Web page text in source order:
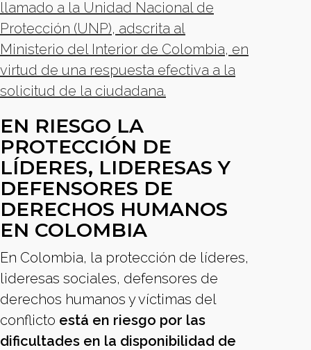
llamado a la Unidad Nacional de
Protección (UNP), adscrita al
Ministerio del Interior de Colombia, en
virtud de una respuesta efectiva a la
solicitud de la ciudadana.
EN RIESGO LA
PROTECCIÓN DE
LÍDERES, LIDERESAS Y
DEFENSORES DE
DERECHOS HUMANOS
EN COLOMBIA
En Colombia, la protección de líderes,
lideresas sociales, defensores de
derechos humanos y víctimas del
conflicto está en riesgo por las
dificultades en la disponibilidad de